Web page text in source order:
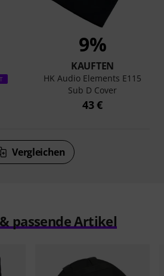
9%
KAUFTEN
HK Audio Elements E115
Sub D Cover
43 €
Vergleichen
passende Artikel